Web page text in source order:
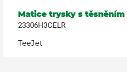
Matice trysky s těsněním
23306H3CELR
TeeJet